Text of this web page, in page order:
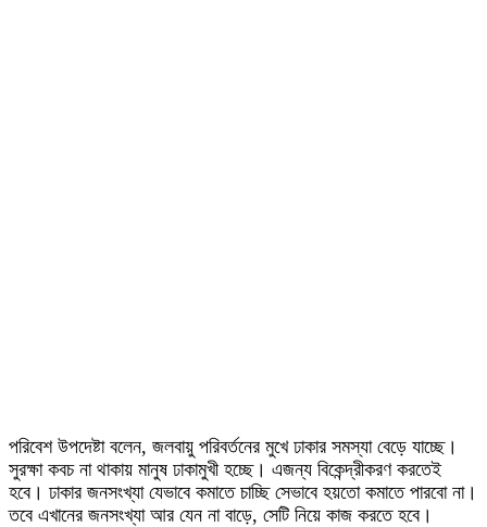
পরিবেশ উপদেষ্টা বলেন, জলবায়ু পরিবর্তনের মুখে ঢাকার সমস্যা বেড়ে যাচ্ছে।
সুরক্ষা কবচ না থাকায় মানুষ ঢাকামুখী হচ্ছে। এজন্য বিকেন্দ্রীকরণ করতেই
হবে। ঢাকার জনসংখ্যা যেভাবে কমাতে চাচ্ছি সেভাবে হয়তো কমাতে পারবো না।
তবে এখানের জনসংখ্যা আর যেন না বাড়ে, সেটি নিয়ে কাজ করতে হবে।